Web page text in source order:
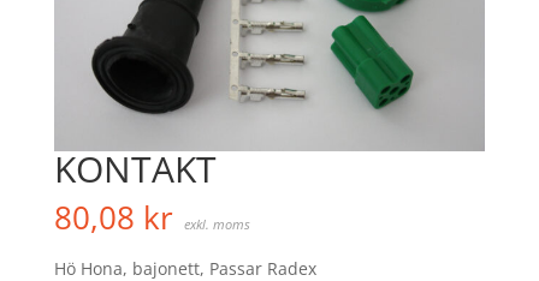
KONTAKT
80,08 kr exkl. moms
Hö Hona, bajonett, Passar Radex